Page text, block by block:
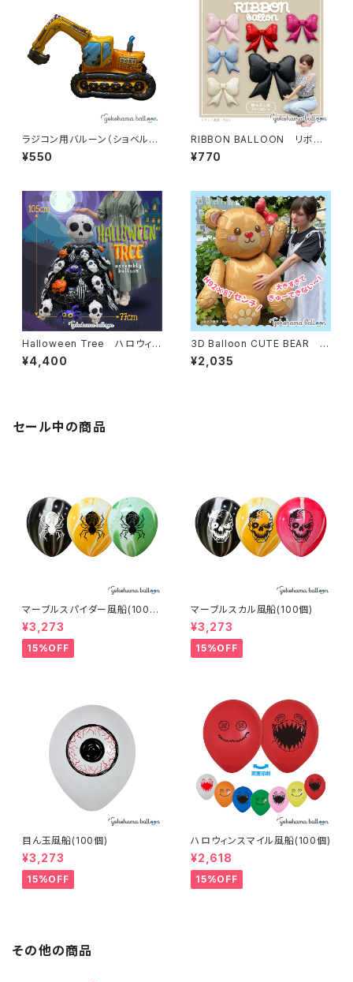
ラジコン用バルーン（ショベルカ
ー）
¥550
RIBBON BALLOON リボン
バルーン
¥770
Halloween Tree ハロウィン
ツリー
¥4,400
3D Balloon CUTE BEAR 大
きなくまさんバルーン
¥2,035
セール中の商品
マーブルスパイダー風船(100
個)
¥3,273
15%OFF
マーブルスカル風船(100個)
¥3,273
15%OFF
目ん玉風船(100個)
¥3,273
15%OFF
ハロウィンスマイル風船(100個)
¥2,618
15%OFF
その他の商品